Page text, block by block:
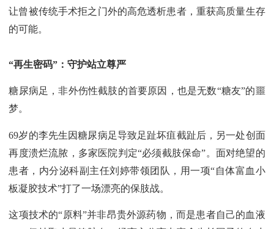
让曾被传统手术拒之门外的高危透析患者，重获高质量生存
的可能。
“再生密码”：守护站立尊严
糖尿病足，非外伤性截肢的首要原因，也是无数“糖友”的噩
梦。
69岁的李先生因糖尿病足导致足趾坏疽截趾后，另一处创面
再度溃烂流脓，多家医院判定“必须截肢保命”。面对绝望的
患者，内分泌科副主任刘婷带领团队，用一项“自体富血小
板凝胶技术”打了一场漂亮的保肢战。
这项技术的“原料”并非昂贵外源药物，而是患者自己的血液